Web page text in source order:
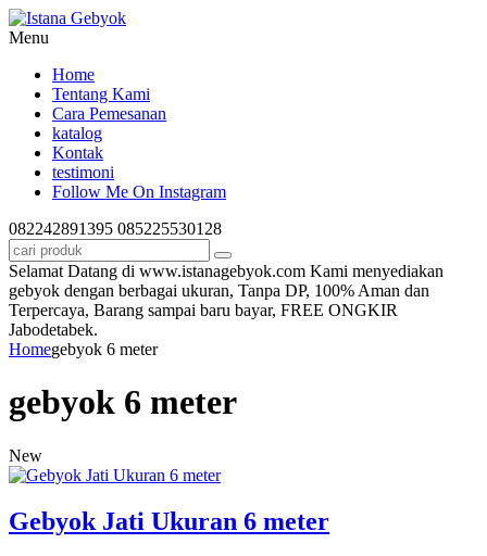
Menu
Home
Tentang Kami
Cara Pemesanan
katalog
Kontak
testimoni
Follow Me On Instagram
082242891395 085225530128
Selamat Datang di www.istanagebyok.com Kami menyediakan
gebyok dengan berbagai ukuran, Tanpa DP, 100% Aman dan
Terpercaya, Barang sampai baru bayar, FREE ONGKIR
Jabodetabek.
Homegebyok 6 meter
gebyok 6 meter
New
Gebyok Jati Ukuran 6 meter